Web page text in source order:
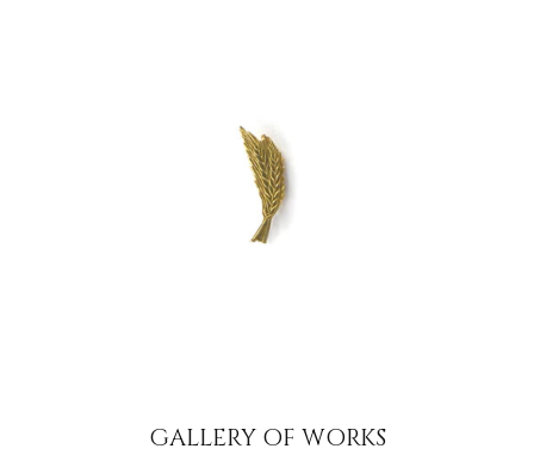
GALLERY OF WORKS